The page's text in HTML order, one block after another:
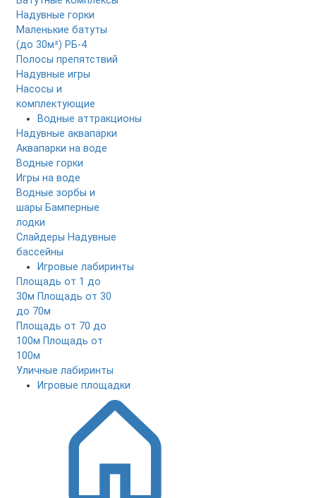
Надувные горки
Маленькие батуты
(до 30м²) РБ-4
Полосы препятствий
Надувные игры
Насосы и
комплектующие
Водные аттракционы
Надувные аквапарки
Аквапарки на воде
Водные горки
Игры на воде
Водные зорбы и
шары Бамперные
лодки
Слайдеры Надувные
бассейны
Игровые лабиринты
Площадь от 1 до
30м Площадь от 30
до 70м
Площадь от 70 до
100м Площадь от
100м
Уличные лабиринты
Игровые площадки